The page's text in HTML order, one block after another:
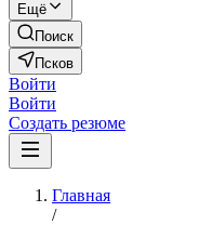
Ещё
Поиск
Псков
Войти
Войти
Создать резюме
Главная
/